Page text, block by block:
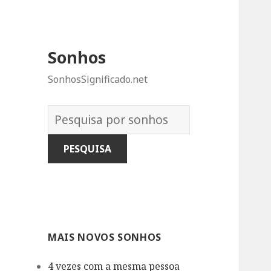
Sonhos
SonhosSignificado.net
Dicionário
dos
Sonhos:
MAIS NOVOS SONHOS
4 vezes com a mesma pessoa